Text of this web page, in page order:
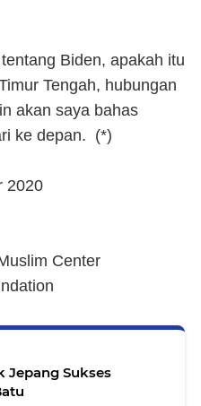
Biden, apakah itu
Tengah, hubungan
akan saya bahas
ke depan. (*)
2020
Center
Jepang Sukses